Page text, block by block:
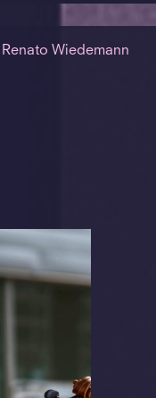
Renato Wiedemann